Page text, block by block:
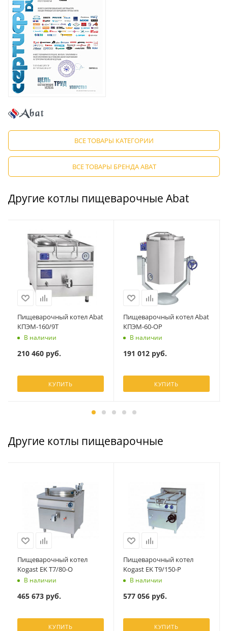
ВСЕ ТОВАРЫ КАТЕГОРИИ
ВСЕ ТОВАРЫ БРЕНДА ABAT
Другие котлы пищеварочные Abat
Пищеварочный котел Abat
КПЭМ-160/9Т
В наличии
210 460руб.
КУПИТЬ
Пищеварочный котел Abat
КПЭМ-60-ОР
В наличии
191 012руб.
КУПИТЬ
Другие котлы пищеварочные
Пищеварочный котел
Kogast EK T7/80-O
В наличии
465 673руб.
КУПИТЬ
Пищеварочный котел
Kogast EK T9/150-P
В наличии
577 056руб.
КУПИТЬ